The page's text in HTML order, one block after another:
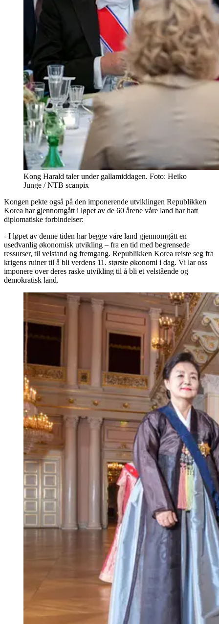
Kong Harald taler under gallamiddagen. Foto: Heiko
Junge / NTB scanpix
Kongen pekte også på den imponerende utviklingen Republikken
Korea har gjennomgått i løpet av de 60 årene våre land har hatt
diplomatiske forbindelser:
- I løpet av denne tiden har begge våre land gjennomgått en
usedvanlig økonomisk utvikling – fra en tid med begrensede
ressurser, til velstand og fremgang. Republikken Korea reiste seg fra
krigens ruiner til å bli verdens 11. største økonomi i dag. Vi lar oss
imponere over deres raske utvikling til å bli et velstående og
demokratisk land.